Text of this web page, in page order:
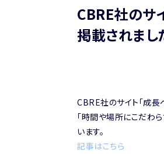
CBRE社のサ
掲載されまし
CBRE社のサイト「成長
「時間や場所にこだわ
います。
記事はこちら